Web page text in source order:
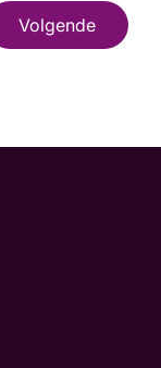
Volgende